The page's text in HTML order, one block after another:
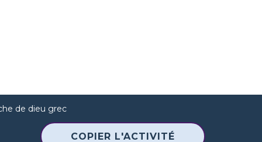
de dieu grec
COPIER L'ACTIVITÉ